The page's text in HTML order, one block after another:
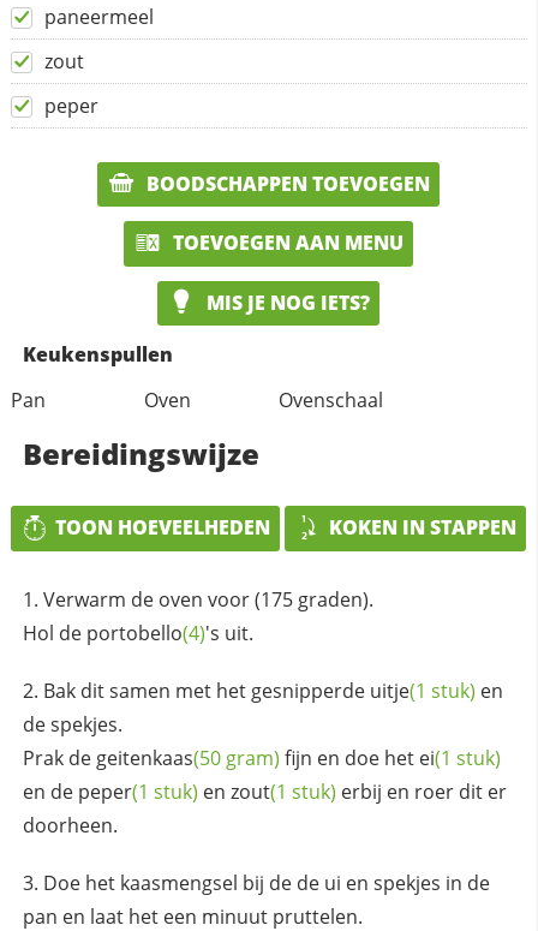
paneermeel
zout
peper
BOODSCHAPPEN TOEVOEGEN
TOEVOEGEN AAN MENU
MIS JE NOG IETS?
Keukenspullen
Pan
Oven Ovenschaal
Bereidingswijze
TOON HOEVEELHEDEN KOKEN IN STAPPEN
Verwarm de oven voor (175 graden).
Hol de portobello(4)'s uit.
Bak dit samen met het gesnipperde uitje(1 stuk) en
de spekjes.
Prak de geitenkaas(50 gram) fijn en doe het ei(1 stuk)
en de peper(1 stuk) en zout(1 stuk) erbij en roer dit er
doorheen.
Doe het kaasmengsel bij de de ui en spekjes in de
pan en laat het een minuut pruttelen.